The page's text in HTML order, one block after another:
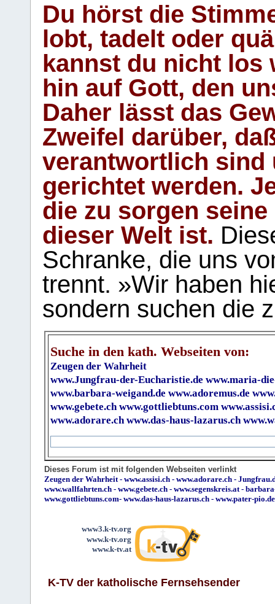
Du hörst die
lobt, tadelt oder
kannst du nicht los
hin auf Gott, den
Daher lässt das
Zweifel darüber,
verantwortlich sind
gerichtet werden.
die zu sorgen
dieser Welt ist.
Schranke, die uns
trennt. »Wir haben
sondern suchen die
Suche in den kath. Webseiten von:
Zeugen der Wahrheit
www.Jungfrau-der-Eucharistie.de www.maria-
www.barbara-weigand.de www.adoremus.de
www.gebete.ch www.gottliebtuns.com
www.adorare.ch www.das-haus-lazarus.ch
Dieses Forum ist mit folgenden Webseiten verlinkt
Zeugen der Wahrheit- www.assisi.ch - www.adorare.ch -
www.wallfahrten.ch - www.gebete.ch - www.segenskreis.at-
www.gottliebtuns.com- www.das-haus-lazarus.ch - www.pater-pio.de
www3.k-tv.org
www.k-tv.org
www.k-tv.at
K-TV der katholische Fernsehsender